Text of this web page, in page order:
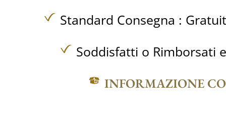
Standard Consegna :
Soddisfatti o Rimborsati
INFORMAZIONE